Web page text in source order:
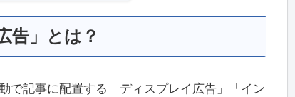
告」とは？
で記事に配置する「ディスプレイ広告」「イン